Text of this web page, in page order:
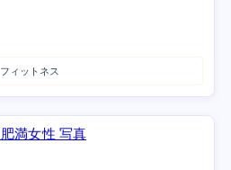
フィットネス